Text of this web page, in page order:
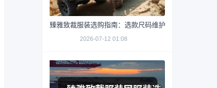
臻雅致裁服装选购指南：选款尺码维护5大实用方法
2026-07-12 01:08